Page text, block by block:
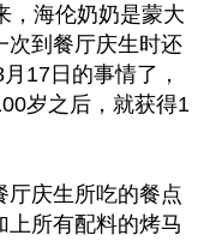
，海伦奶奶是蒙大
次到餐厅庆生时还
17日的事情了，
岁之后，就获得1
厅庆生所吃的餐点
上所有配料的烤马